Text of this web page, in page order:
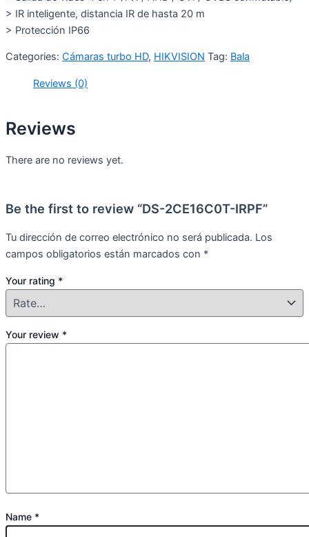
> IR inteligente, distancia IR de hasta 20 m
> Protección IP66
Categories: Cámaras turbo HD, HIKVISION Tag: Bala
Reviews (0)
Reviews
There are no reviews yet.
Be the first to review “DS-2CE16C0T-IRPF”
Tu dirección de correo electrónico no será publicada. Los
campos obligatorios están marcados con *
Your rating *
Your review *
Name *